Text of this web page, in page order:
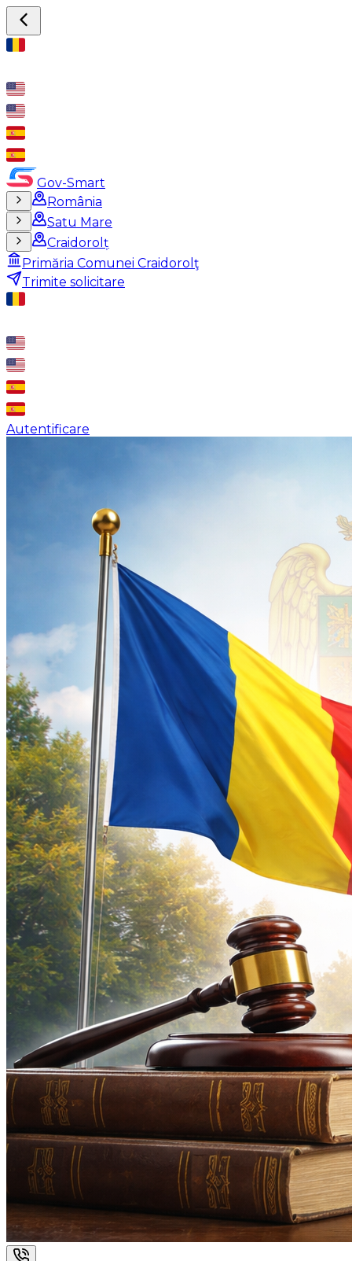
Gov-Smart
România
Satu Mare
Craidorolț
Primăria Comunei Craidorolţ
Trimite solicitare
Autentificare